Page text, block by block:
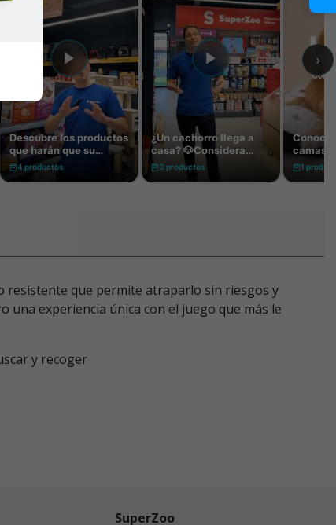
resistente que permite atraparlo sin riesgos y
experiencia única con el juego que más le
y recoger
SuperZoo